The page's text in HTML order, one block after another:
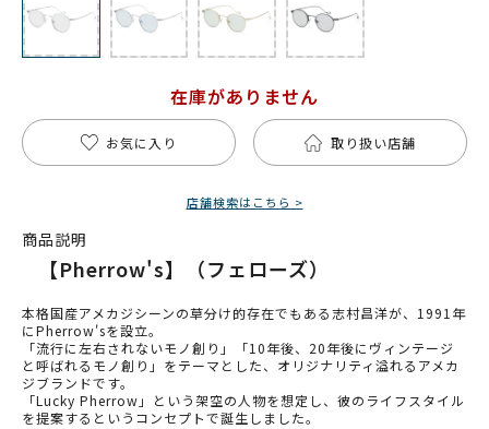
在庫がありません
お気に入り 取り扱い店舗
店舗検索はこちら >
商品説明
【Pherrow's】（フェローズ）
本格国産アメカジシーンの草分け的存在でもある志村昌洋が、1991年
にPherrow'sを設立。
「流行に左右されないモノ創り」「10年後、20年後にヴィンテージ
と呼ばれるモノ創り」をテーマとした、オリジナリティ溢れるアメカ
ジブランドです。
「Lucky Pherrow」という架空の人物を想定し、彼のライフスタイル
を提案するというコンセプトで誕生しました。